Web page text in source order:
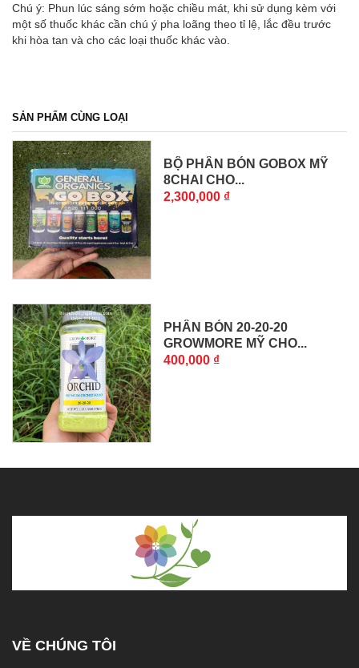
Chú ý: Phun lúc sáng sớm hoặc chiều mát, khi sử dụng kèm với
một số thuốc khác cần chú ý pha loãng theo tỉ lệ, lắc đều trước
khi hòa tan và cho các loại thuốc khác vào.
SẢN PHẨM CÙNG LOẠI
BỘ PHÂN BÓN GOBOX MỸ
8CHAI CHO...
2,300,000 ₫
PHÂN BÓN 20-20-20
GROWMORE MỸ CHO...
400,000 ₫
VỀ CHÚNG TÔI